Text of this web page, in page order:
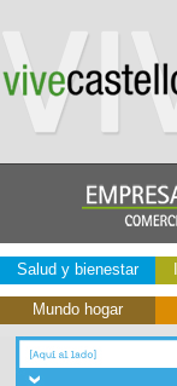
Salud y bienestar
Mundo hogar